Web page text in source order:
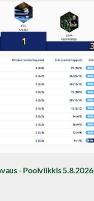
- Poolviikkis 5.8.2026